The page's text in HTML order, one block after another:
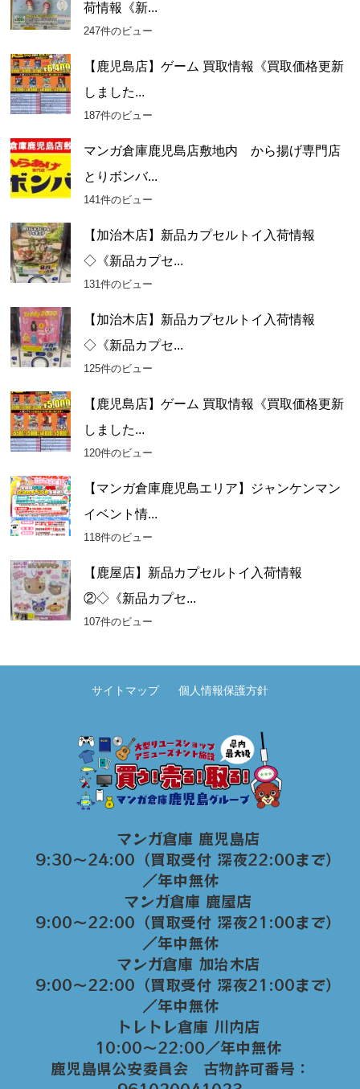
荷情報《新...
247件のビュー
【鹿児島店】ゲーム 買取情報《買取価格更新
しました...
187件のビュー
マンガ倉庫鹿児島店敷地内 から揚げ専門店
とりボンバ...
141件のビュー
【加治木店】新品カプセルトイ入荷情報
◇《新品カプセ...
131件のビュー
【加治木店】新品カプセルトイ入荷情報
◇《新品カプセ...
125件のビュー
【鹿児島店】ゲーム 買取情報《買取価格更新
しました...
120件のビュー
【マンガ倉庫鹿児島エリア】ジャンケンマン
イベント情...
118件のビュー
【鹿屋店】新品カプセルトイ入荷情報
②◇《新品カプセ...
107件のビュー
サイトマップ 個人情報保護方針
マンガ倉庫 鹿児島店
9:30～24:00（買取受付 深夜22:00まで）
／年中無休
マンガ倉庫 鹿屋店
9:00～22:00（買取受付 深夜21:00まで）
／年中無休
マンガ倉庫 加治木店
9:00〜22:00（買取受付 深夜21:00まで）
／年中無休
トレトレ倉庫 川内店
10:00〜22:00／年中無休
鹿児島県公安委員会 古物許可番号：